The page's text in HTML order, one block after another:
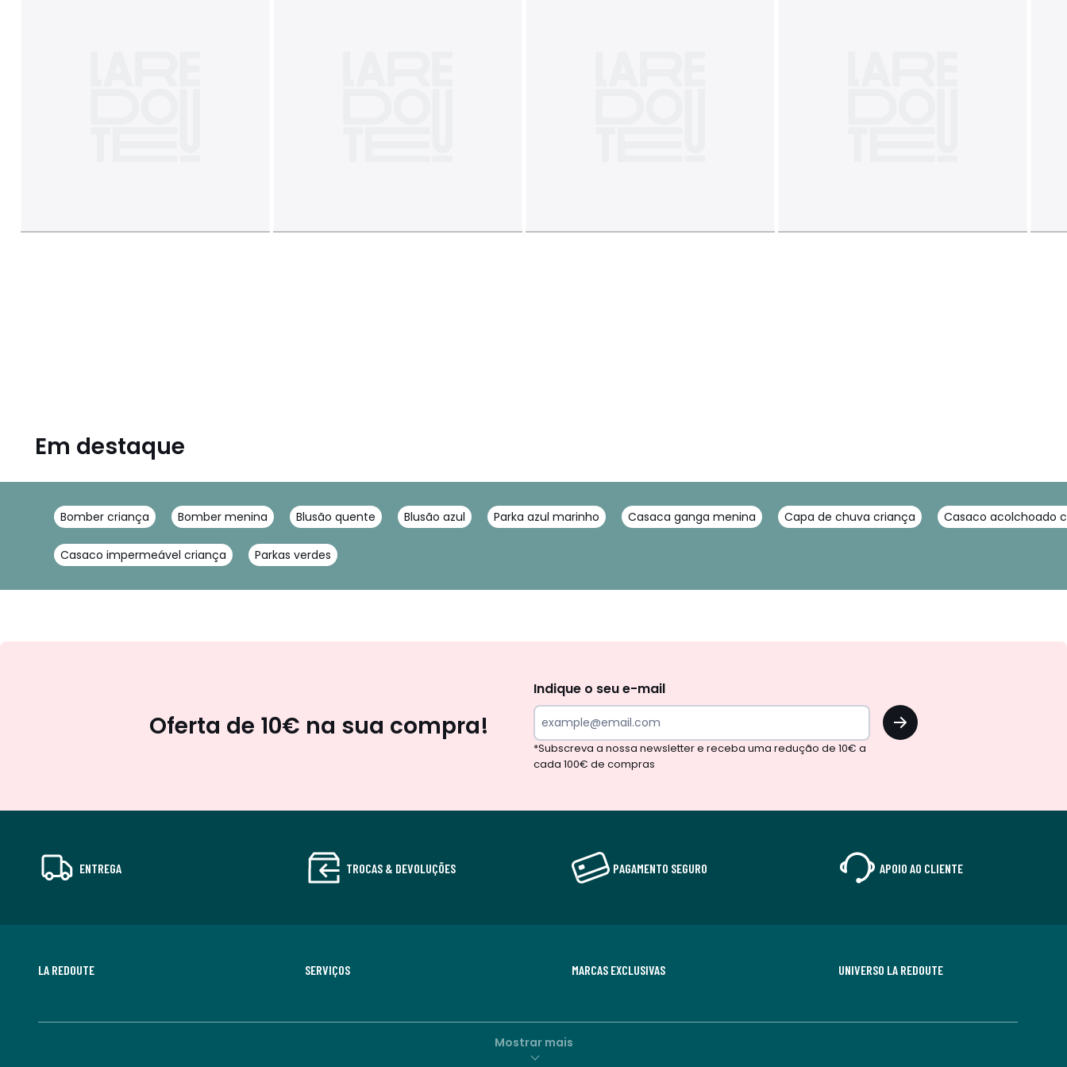
Em destaque
Bomber criança Bomber menina Blusão quente Blusão azul Parka azul marinho Casaca ganga menina Capa de chuva criança Casaco acolchoado
Casaco impermeável criança Parkas verdes
Oferta de 10€ na sua compra!
Indique o seu e-mail
OK
*Subscreva a nossa newsletter e receba uma redução de 10€ a
cada 100€ de compras
ENTREGA TROCAS & DEVOLUÇÕES PAGAMENTO SEGURO APOIO AO CLIENTE
LA REDOUTE SERVIÇOS MARCAS EXCLUSIVAS UNIVERSO LA REDOUTE
Mostrar mais